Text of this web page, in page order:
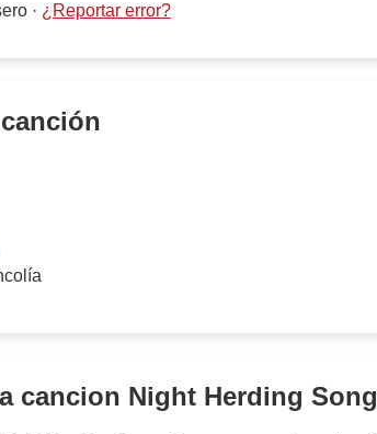
· ¿Reportar error?
cancion Night Herding Song